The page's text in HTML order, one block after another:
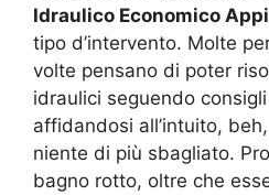
Idraulico Economico
tipo d’intervento. Molte
volte pensano di poter
idraulici seguendo
affidandosi all’intuito,
niente di più sbagliato.
bagno rotto, oltre che